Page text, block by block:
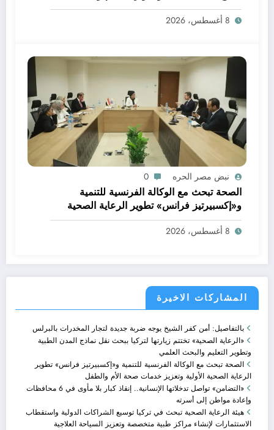
المشاركات الاخيرة
بالتفاصيل: أمن كفر الشيخ يوجه ضربة جديدة لتجار المخدرات بالبرلس
«الرعاية الصحية» تختتم زيارتها لتركيا ببحث نقل نماذج المدن الطبية
وتطوير التعليم والبحث العلمي
الصحة تبحث مع الوكالة الفرنسية للتنمية و«إكسبيرتيز فرانس» تطوير
الرعاية الصحية الأولية وتعزيز خدمات صحة الأم والطفل
«التضامن» تواصل تدخلاتها الإنسانية.. إنقاذ كبار بلا مأوى في 6 محافظات
وإعادة مواطن إلى أسرته
هيئة الرعاية الصحية تبحث في تركيا توسيع الشراكات الدولية واستقطاب
الاستثمارات لإنشاء مراكز طبية متخصصة وتعزيز السياحة العلاجية
العلمي
8 أغسطس، 2026
نبض مصر الحره 0
الصحة تبحث مع الوكالة الفرنسية للتنمية
و«إكسبيرتيز فرانس» تطوير الرعاية الصحية
الأولية وتعزيز خدمات صحة الأم والطفل
8 أغسطس، 2026